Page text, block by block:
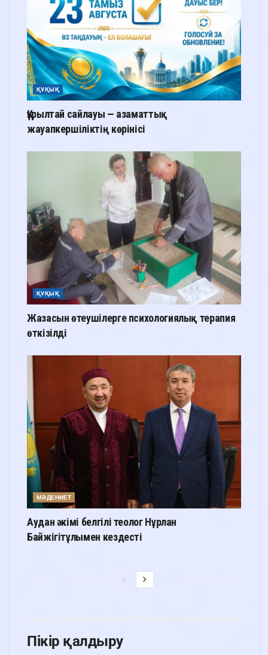
ҚҰҚЫҚ
Құрылтай сайлауы — азаматтық
жауапкершіліктің көрінісі
ҚҰҚЫҚ
Жазасын өтеушілерге психологиялық терапия
өткізілді
МӘДЕНИЕТ
Аудан әкімі белгілі теолог Нұрлан
Байжігітұлымен кездесті
Пікір қалдыру